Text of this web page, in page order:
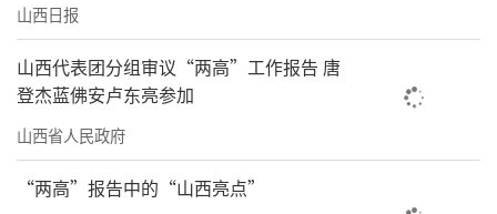
山西日报
山西代表团分组审议“两高”工作报告 唐
登杰蓝佛安卢东亮参加
山西省人民政府
“两高”报告中的“山西亮点”